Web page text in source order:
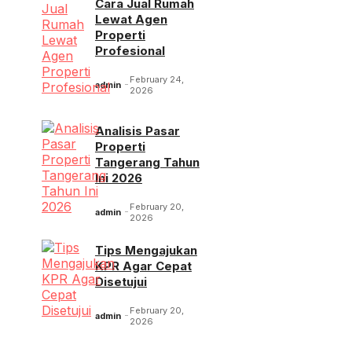
Cara Jual Rumah
Lewat Agen
Properti
Profesional
admin
February 24,
2026
Analisis Pasar
Properti
Tangerang Tahun
Ini 2026
admin
February 20,
2026
Tips Mengajukan
KPR Agar Cepat
Disetujui
admin
February 20,
2026